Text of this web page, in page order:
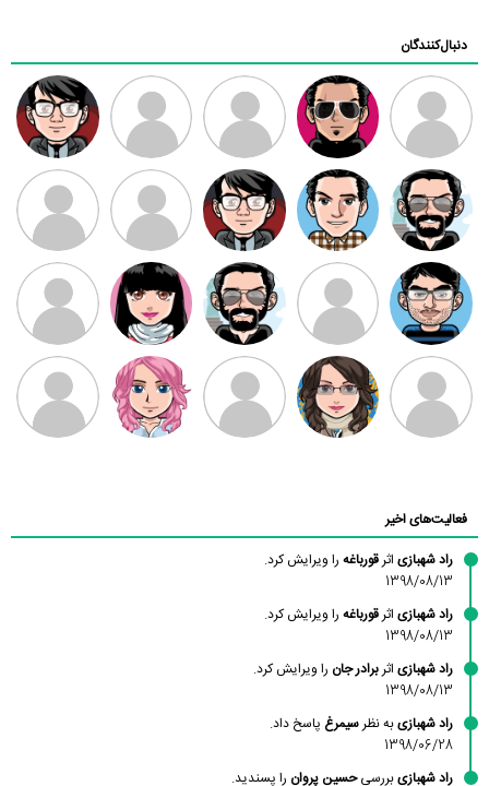
دنبال‌کنندگان
ممدرضا رضا کاظمی زهرا ~ ابتین
سید محمد
موسوی
مهدی فرهمند مهدی سلطانی داود رضیی
طرفدار میلی
بابی براون
کیوان کیانی
سامان راحمی امیردلتا امیروو ملیکا منتظری عارفه داستانپور
فعالیت‌های اخیر
راد شهبازی اثرقورباغه را ویرایش کرد.
1398/08/13
راد شهبازی اثرقورباغه را ویرایش کرد.
1398/08/13
راد شهبازی اثربرادر جان را ویرایش کرد.
1398/08/13
راد شهبازیبه نظرسیمرغ پاسخ داد.
1398/06/28
راد شهبازیبررسیحسین پروان را پسندید.